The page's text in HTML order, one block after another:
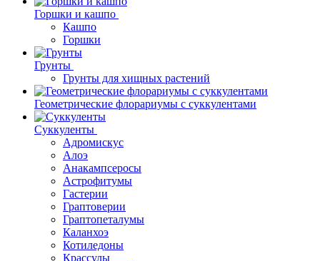
Горшки и кашпо
Кашпо
Горшки
Грунты
Грунты для хищных растений
Геометрические флорариумы с суккулентами
Суккуленты
Адромискус
Алоэ
Анакампсеросы
Астрофитумы
Гастерии
Граптоверии
Граптопеталумы
Каланхоэ
Котиледоны
Крассулы